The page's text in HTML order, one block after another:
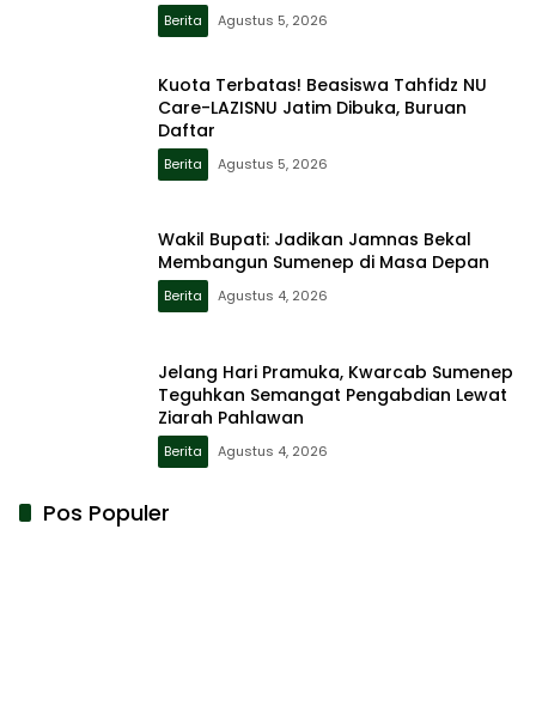
Berita Agustus 5, 2026
Kuota Terbatas! Beasiswa Tahfidz NU
Care-LAZISNU Jatim Dibuka, Buruan
Daftar
Berita Agustus 5, 2026
Wakil Bupati: Jadikan Jamnas Bekal
Membangun Sumenep di Masa Depan
Berita Agustus 4, 2026
Jelang Hari Pramuka, Kwarcab Sumenep
Teguhkan Semangat Pengabdian Lewat
Ziarah Pahlawan
Berita Agustus 4, 2026
Pos Populer